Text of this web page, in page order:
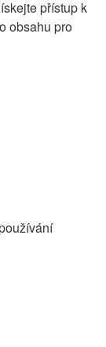
přístup k
obsahu pro